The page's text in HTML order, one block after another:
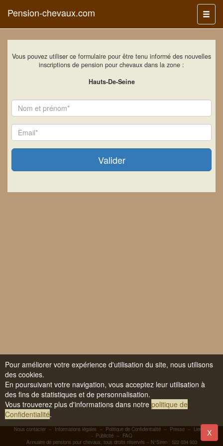
Menu
Pension-chevaux.com
Vous pouvez utiliser ce formulaire pour être tenu informé des nouvelles
inscriptions de pension pour chevaux dans la zone :
Hauts-De-Seine
Nom
Email
Valider
Nous contacter -- Informations légales -- Politique de Confidentialité -- Presse -- Liens
-
- Publicité-- FAQ
Annuaire de pensions pour chevaux, tous droits réservés -- N°Siren : 522 034 933
Pour améliorer votre expérience d'utilisation du site, nous utilisons
des cookies.
En poursuivant votre navigation, vous acceptez leur utilisation à
des fins de statistiques et de personnalisation.
Vous trouverez plus d'informations dans notre politique de
Confidentialité.
X